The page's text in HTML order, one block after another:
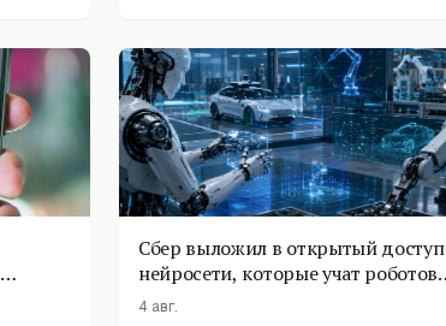
Сбер выложил в открытый доступ
нейросети, которые учат роботов
физике
4 авг.